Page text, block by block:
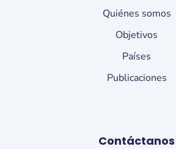
Quiénes somos
Objetivos
Países
Publicaciones
Contáctanos